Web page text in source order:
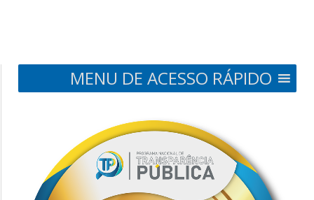
MENU DE ACESSO RÁPIDO